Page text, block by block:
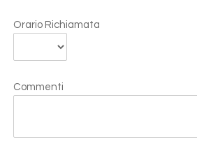
Orario Richiamata
Commenti